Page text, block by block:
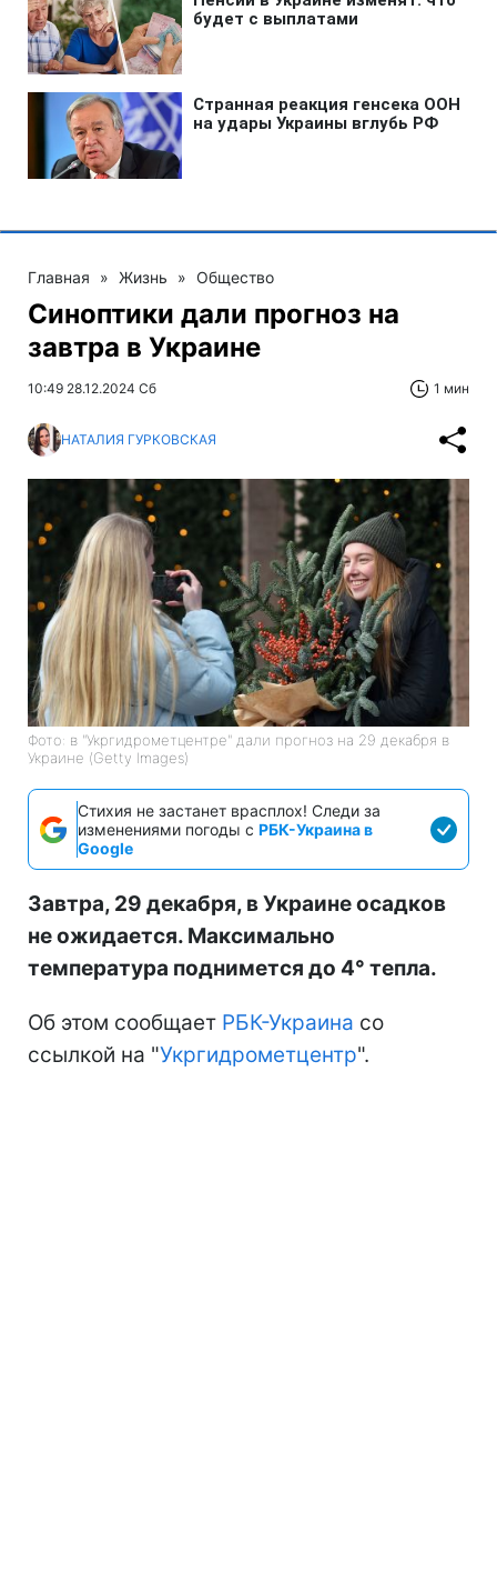
Главная » Жизнь » Общество
Синоптики дали прогноз на
завтра в Украине
10:49 28.12.2024 Сб 1 мин
НАТАЛИЯ ГУРКОВСКАЯ
Фото: в "Укргидрометцентре" дали прогноз на 29 декабря в
Украине (Getty Images)
Стихия не застанет врасплох! Следи за
изменениями погоды с РБК-Украина в
Google
Завтра, 29 декабря, в Украине осадков
не ожидается. Максимально
температура поднимется до 4° тепла.
Об этом сообщает РБК-Украина со
ссылкой на "Укргидрометцентр".